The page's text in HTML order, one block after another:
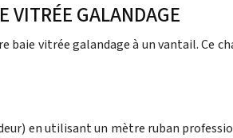
VITRÉE GALANDAGE
vitrée galandage à un vantail. Ce
en utilisant un mètre ruban